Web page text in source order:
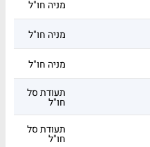
מניה חו"ל
מניה חו"ל
מניה חו"ל
תעודת סל
חו"ל
תעודת סל
חו"ל